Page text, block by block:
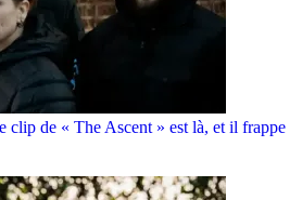
clip de « The Ascent » est là, et il frappe